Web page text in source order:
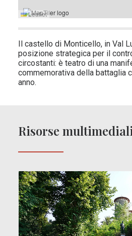
Leaflet
Il castello di Monticello, in Val
posizione strategica per il
circostanti: è teatro di una
commemorativa della battaglia
anno.
Risorse multimediali